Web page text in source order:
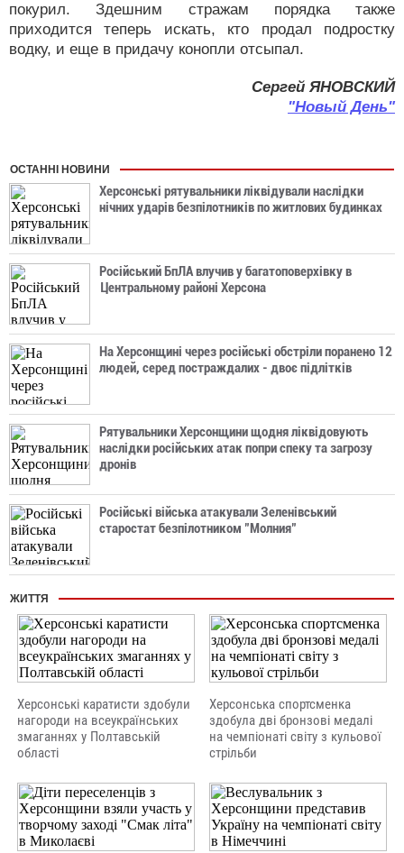
покурил. Здешним стражам порядка также
приходится теперь искать, кто продал подростку
водку, и еще в придачу конопли отсыпал.
Сергей ЯНОВСКИЙ
"Новый День"
ОСТАННІ НОВИНИ
Херсонські рятувальники ліквідували наслідки
нічних ударів безпілотників по житлових будинках
Російський БпЛА влучив у багатоповерхівку в
Центральному районі Херсона
На Херсонщині через російські обстріли поранено 12
людей, серед постраждалих - двоє підлітків
Рятувальники Херсонщини щодня ліквідовують
наслідки російських атак попри спеку та загрозу
дронів
Російські війська атакували Зеленівський
старостат безпілотником "Молния"
ЖИТТЯ
Херсонські каратисти здобули
нагороди на всеукраїнських
змаганнях у Полтавській
області
Херсонська спортсменка
здобула дві бронзові медалі
на чемпіонаті світу з кульової
стрільби